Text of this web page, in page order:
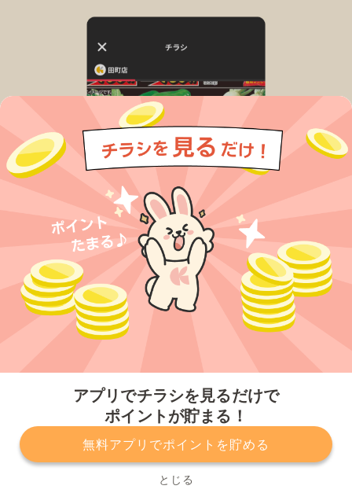
アプリでチラシを見るだけで
ポイントが貯まる！
無料アプリでポイントを貯める
とじる
プライバシーポリシー 利用規約
運営会社
サービスに関してのお問い合わせ